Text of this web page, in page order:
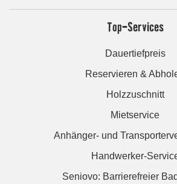
Top-Services
Dauertiefpreis
Reservieren &
Holzzuschnitt
Mietservice
Anhänger- und
Handwerker-
Seniovo: Barrierefreier